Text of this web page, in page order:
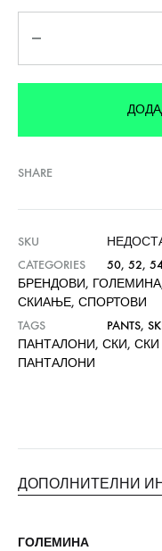
SHARE
SKU
CATEGORIES
50, 52,
БРЕНДОВИ, ГОЛЕМИНА
СКИАЊЕ, СПОРТОВИ
TAGS
PANTS,
ПАНТАЛОНИ, СКИ, СКИ
ПАНТАЛОНИ
ДОПОЛНИТЕЛНИ
ГОЛЕМИНА